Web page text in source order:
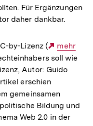
Für Ergänzungen
daher dankbar.
by-Lizenz (
Externer
Link:
mehr
soll wie
Autor: Guido
erschien
gemeinsamen
Bildung und
Web 2.0 in der